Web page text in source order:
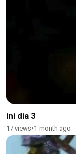
ini dia 3
17 views•1 month ago